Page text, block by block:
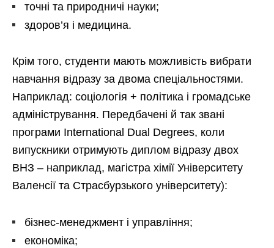
точні та природничі науки;
здоров’я і медицина.
Крім того, студенти мають можливість вибрати
навчання відразу за двома спеціальностями.
Наприклад: соціологія + політика і громадське
адміністрування. Передбачені й так звані
програми International Dual Degrees, коли
випускники отримують диплом відразу двох
ВНЗ – наприклад, магістра хімії Університету
Валенсії та Страсбурзького університету):
бізнес-менеджмент і управління;
економіка;